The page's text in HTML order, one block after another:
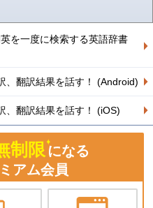
を一度に検索する英語辞書
、翻訳結果を話す！ (Android)
、翻訳結果を話す！ (iOS)
制限になる
アム会員